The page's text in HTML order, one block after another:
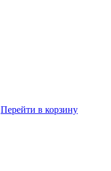
Перейти в корзину